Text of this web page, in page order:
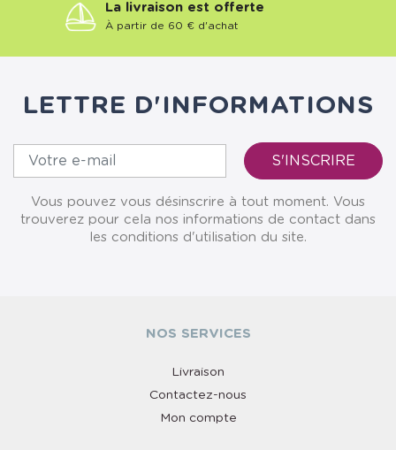
La livraison est offerte
À partir de 60 € d'achat
LETTRE D'INFORMATIONS
Vous pouvez vous désinscrire à tout moment. Vous
trouverez pour cela nos informations de contact dans
les conditions d'utilisation du site.
NOS SERVICES
Livraison
Contactez-nous
Mon compte